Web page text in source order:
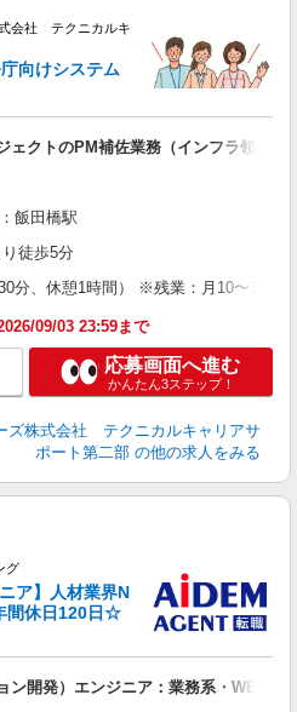
会社 テクニカルキ
向けシステム
ェクトのPM補佐業務（インフラ領域メ
飯田橋駅
徒歩5分
分、休憩1時間） ※残業：月10〜30
09/03 23:59まで
応募画面へ進む
かんたん3ステップ！
ズ株式会社 テクニカルキャリアサ
ポート第二部 の他の求人をみる
グ
ア】人材業界N
間休日120日☆
開発）エンジニア：業務系・WEB系